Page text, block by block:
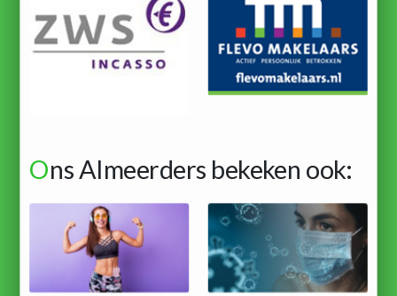
Ons Almeerders bekeken ook: